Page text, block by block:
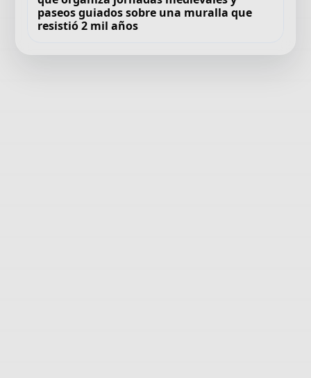
paseos guiados sobre una muralla que
resistió 2 mil años